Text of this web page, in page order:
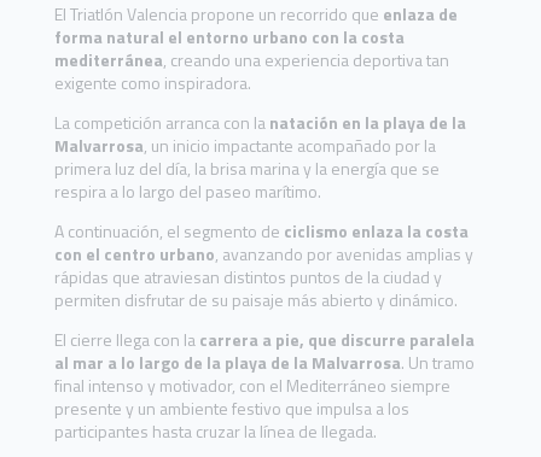
El Triatlón Valencia propone un recorrido que enlaza de
forma natural el entorno urbano con la costa
mediterránea, creando una experiencia deportiva tan
exigente como inspiradora.
La competición arranca con lanatación en la playa de la
Malvarrosa, un inicio impactante acompañado por la
primera luz del día, la brisa marina y la energía que se
respira a lo largo del paseo marítimo.
A continuación, el segmento de ciclismo enlaza la costa
con el centro urbano, avanzando por avenidas amplias y
rápidas que atraviesan distintos puntos de la ciudad y
permiten disfrutar de su paisaje más abierto y dinámico.
El cierre llega con lacarrera a pie, que discurre paralela
al mar a lo largo de la playa de la Malvarrosa. Un tramo
final intenso y motivador, con el Mediterráneo siempre
presente y un ambiente festivo que impulsa a los
participantes hasta cruzar la línea de llegada.